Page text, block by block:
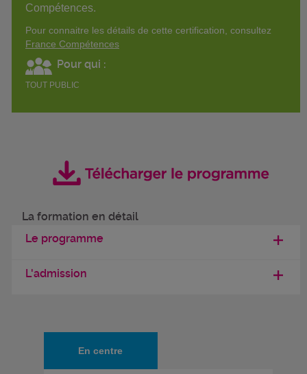
Compétences.
Pour connaitre les détails de cette certification, consultez
France Compétences
Pour qui :
TOUT PUBLIC
La formation en détail
Le programme
L'admission
En centre